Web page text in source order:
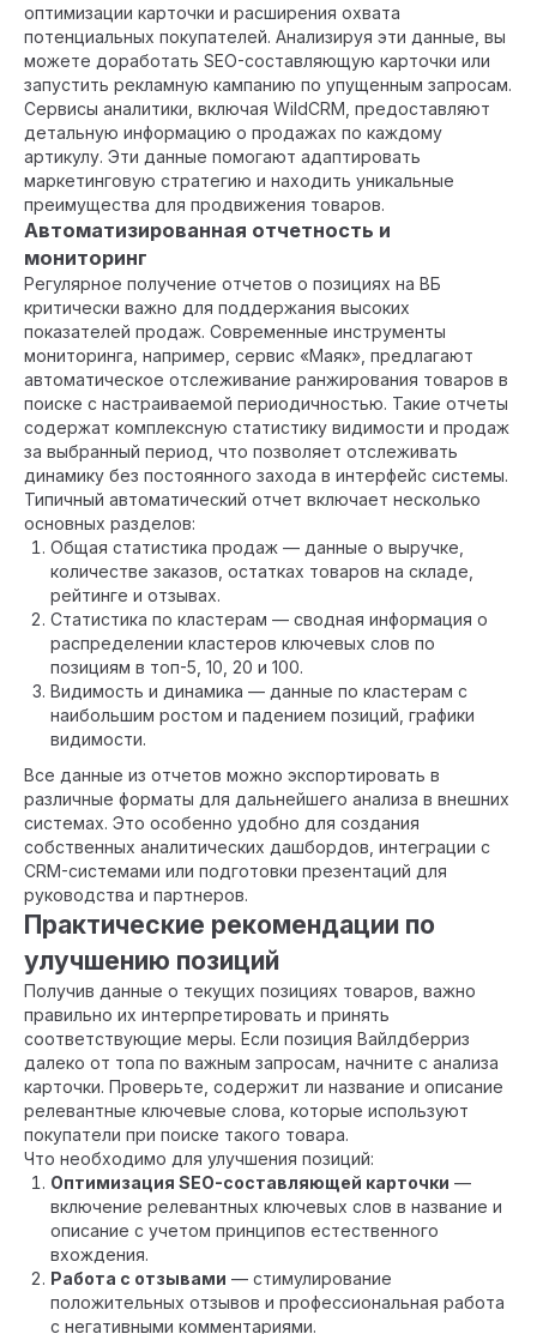
оптимизации карточки и расширения охвата
потенциальных покупателей. Анализируя эти данные, вы
можете доработать SEO-составляющую карточки или
запустить рекламную кампанию по упущенным запросам.
Сервисы аналитики, включая WildCRM, предоставляют
детальную информацию о продажах по каждому
артикулу. Эти данные помогают адаптировать
маркетинговую стратегию и находить уникальные
преимущества для продвижения товаров.
Автоматизированная отчетность и
мониторинг
Регулярное получение отчетов о позициях на ВБ
критически важно для поддержания высоких
показателей продаж. Современные инструменты
мониторинга, например, сервис «Маяк», предлагают
автоматическое отслеживание ранжирования товаров в
поиске с настраиваемой периодичностью. Такие отчеты
содержат комплексную статистику видимости и продаж
за выбранный период, что позволяет отслеживать
динамику без постоянного захода в интерфейс системы.
Типичный автоматический отчет включает несколько
основных разделов:
Общая статистика продаж — данные о выручке,
количестве заказов, остатках товаров на складе,
рейтинге и отзывах.
Статистика по кластерам — сводная информация о
распределении кластеров ключевых слов по
позициям в топ-5, 10, 20 и 100.
Видимость и динамика — данные по кластерам с
наибольшим ростом и падением позиций, графики
видимости.
Все данные из отчетов можно экспортировать в
различные форматы для дальнейшего анализа в внешних
системах. Это особенно удобно для создания
собственных аналитических дашбордов, интеграции с
CRM-системами или подготовки презентаций для
руководства и партнеров.
Практические рекомендации по
улучшению позиций
Получив данные о текущих позициях товаров, важно
правильно их интерпретировать и принять
соответствующие меры. Если позиция Вайлдберриз
далеко от топа по важным запросам, начните с анализа
карточки. Проверьте, содержит ли название и описание
релевантные ключевые слова, которые используют
покупатели при поиске такого товара.
Что необходимо для улучшения позиций:
Оптимизация SEO-составляющей карточки —
включение релевантных ключевых слов в название и
описание с учетом принципов естественного
вхождения.
Работа с отзывами — стимулирование
положительных отзывов и профессиональная работа
с негативными комментариями.